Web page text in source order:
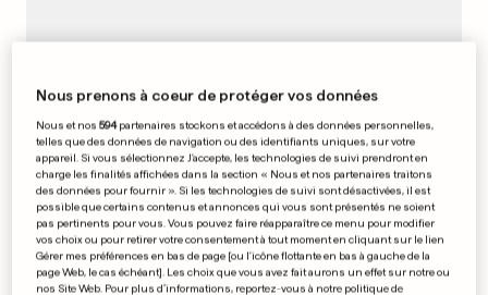
MADONNA
Inculpée pour son soutien aux
gays
Nous prenons à coeur de protéger vos données
Nous et nos594partenaires stockons et accédons à des données personnelles,
telles que des données de navigation ou des identifiants uniques, sur votre
appareil. Si vous sélectionnez J'accepte, les technologies de suivi prendront en
charge les finalités affichées dans la section « Nous et nos partenaires traitons
des données pour fournir ». Si les technologies de suivi sont désactivées, il est
possible que certains contenus et annonces qui vous sont présentés ne soient
pas pertinents pour vous. Vous pouvez faire réapparaître ce menu pour modifier
vos choix ou pour retirer votre consentement à tout moment en cliquant sur le lien
Gérer mes préférences en bas de page [ou l'icône flottante en bas à gauche de la
page Web, le cas échéant]. Les choix que vous avez fait aurons un effet sur notre ou
nos Site Web. Pour plus d’informations, reportez-vous à notre politique de